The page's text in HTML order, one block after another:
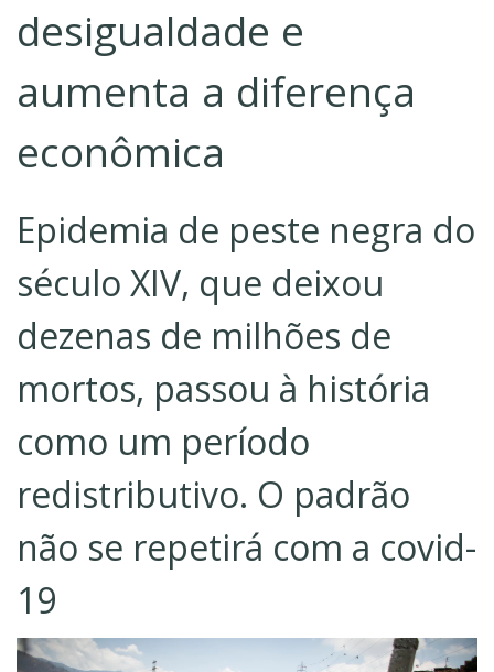
desigualdade e
aumenta a diferença
econômica
Epidemia de peste negra do
século XIV, que deixou
dezenas de milhões de
mortos, passou à história
como um período
redistributivo. O padrão
não se repetirá com a covid-
19